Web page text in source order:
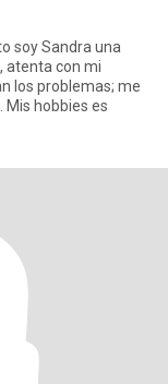
soy Sandra una
atenta con mi
los problemas; me
Mis hobbies es